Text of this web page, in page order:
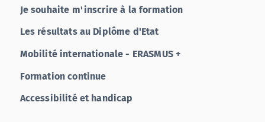
Je souhaite m'inscrire à la formation
Les résultats au Diplôme d'Etat
Mobilité internationale - ERASMUS +
Formation continue
Accessibilité et handicap